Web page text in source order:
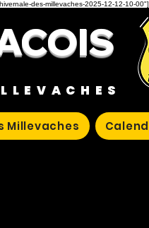
des-millevaches-2025-12-12-10-
Millevaches